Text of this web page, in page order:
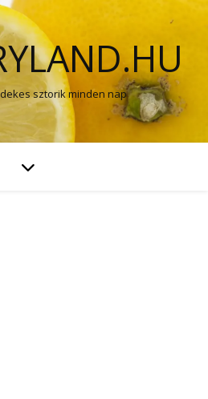
sztorik minden nap